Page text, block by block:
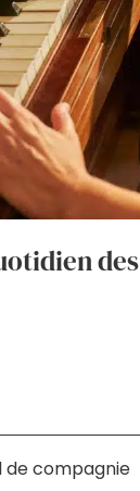
des
de compagnie